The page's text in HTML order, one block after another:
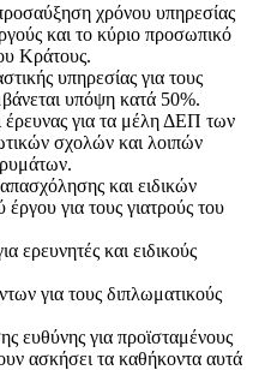
χρόνου υπηρεσίας
και το κύριο προσωπικό
Κράτους.
υπηρεσίας για τους
υπόψη κατά 50%.
έρευνας για τα μέλη ΔΕΠ των
σχολών και λοιπών
και ειδικών
για τους γιατρούς του
ερευνητές και ειδικούς
για τους διπλωματικούς
ευθύνης για προϊσταμένους
ασκήσει τα καθήκοντα αυτά